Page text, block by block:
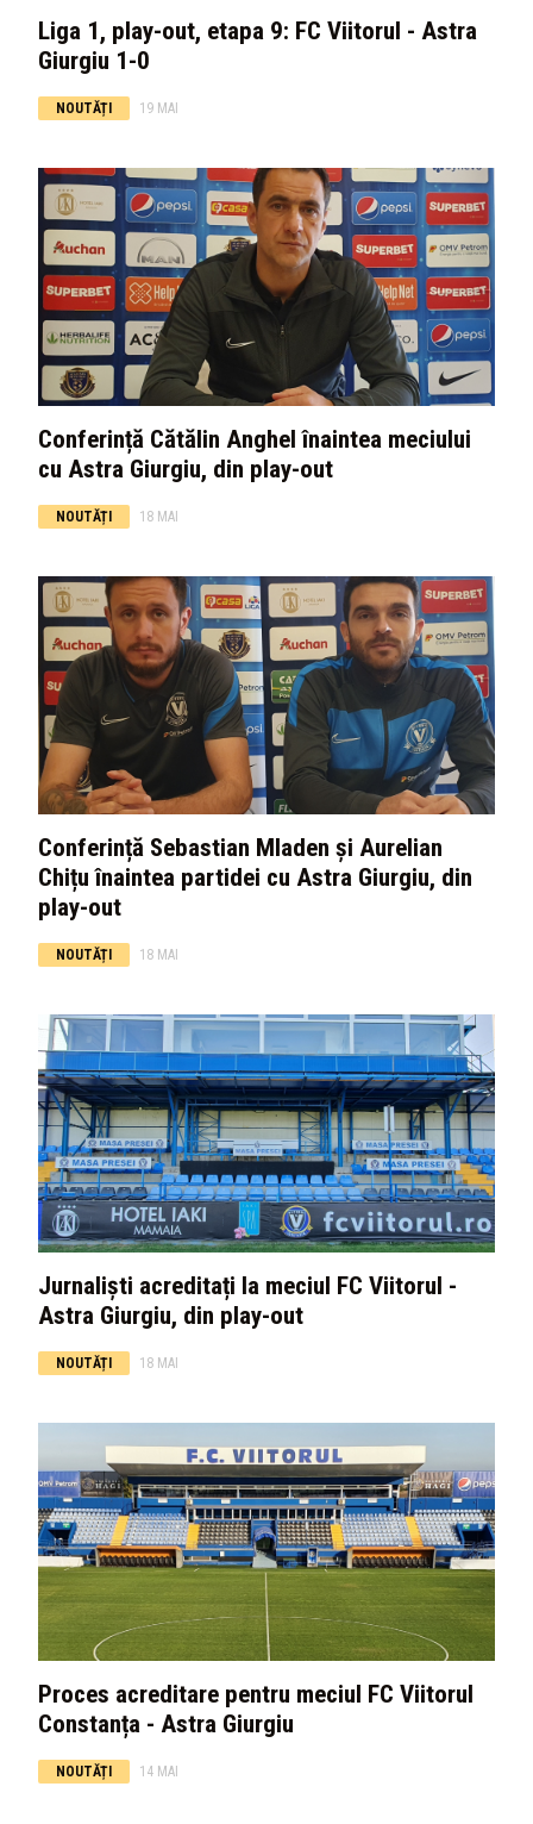
Liga 1, play-out, etapa 9: FC Viitorul - Astra
Giurgiu 1-0
NOUTĂȚI 19 MAI
Conferință Cătălin Anghel înaintea meciului
cu Astra Giurgiu, din play-out
NOUTĂȚI 18 MAI
Conferință Sebastian Mladen și Aurelian
Chițu înaintea partidei cu Astra Giurgiu, din
play-out
NOUTĂȚI 18 MAI
Jurnaliști acreditați la meciul FC Viitorul -
Astra Giurgiu, din play-out
NOUTĂȚI 18 MAI
Proces acreditare pentru meciul FC Viitorul
Constanța - Astra Giurgiu
NOUTĂȚI 14 MAI